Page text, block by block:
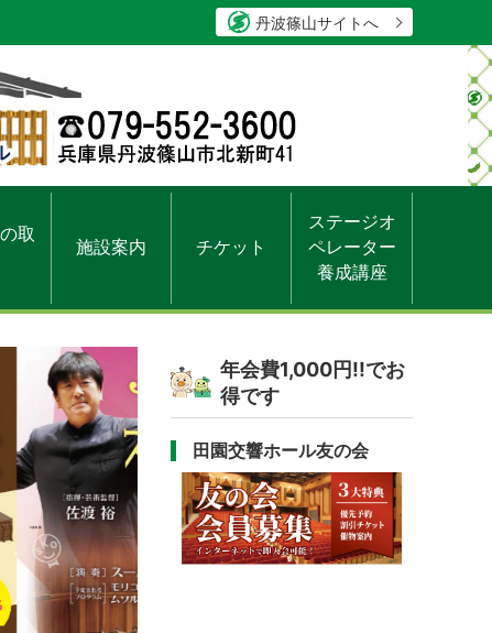
丹波篠山サイトへ
取
施設案内 チケット
ステージオ
ペレーター
養成講座
年会費1,000円!!でお
得です
田園交響ホール友の会